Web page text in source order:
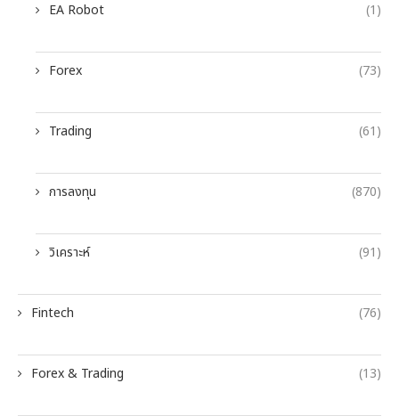
EA Robot (1)
Forex (73)
Trading (61)
การลงทุน (870)
วิเคราะห์ (91)
Fintech (76)
Forex & Trading (13)